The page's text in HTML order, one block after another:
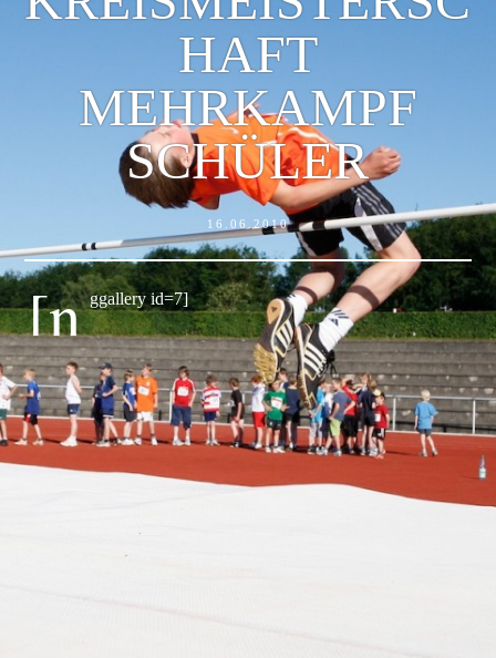
HAFT
MEHRKAMPF
SCHÜLER
16.06.2010
[n ggallery id=7]